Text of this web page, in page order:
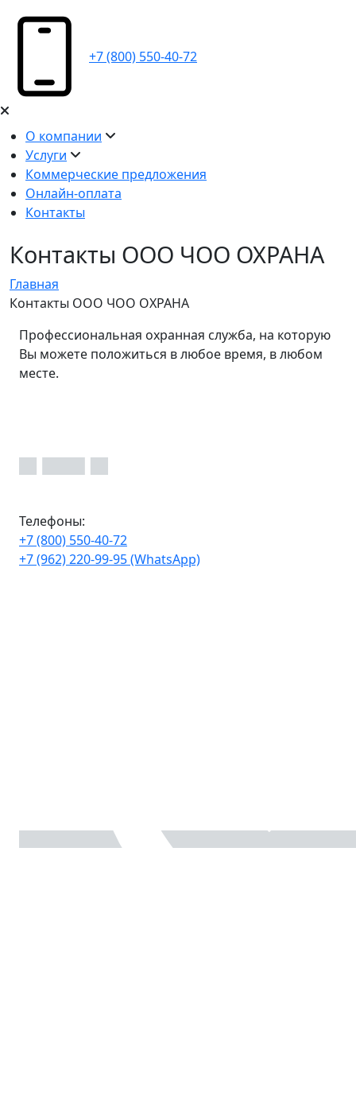
+7 (800) 550-40-72
О компании
Услуги
Коммерческие предложения
Онлайн-оплата
Контакты
Контакты ООО ЧОО ОХРАНА
Главная
Контакты ООО ЧОО ОХРАНА
Профессиональная охранная служба, на которую
Вы можете положиться в любое время, в любом
месте.
Телефоны:
+7 (800) 550-40-72
+7 (962) 220-99-95 (WhatsApp)